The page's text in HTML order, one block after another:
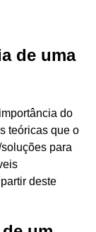
de uma
do
teóricas que o
para
deste